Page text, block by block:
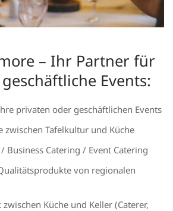
– Ihr Partner für
Events:
privaten oder geschäftlichen Events
zwischen Tafelkultur und Küche
Business Catering / Event Catering
von regionalen
Küche und Keller (Caterer,